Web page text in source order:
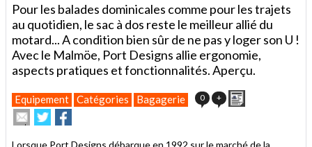
Pour les balades dominicales comme pour les trajets
au quotidien, le sac à dos reste le meilleur allié du
motard... A condition bien sûr de ne pas y loger son U !
Avec le Malmöe, Port Designs allie ergonomie,
aspects pratiques et fonctionnalités. Aperçu.
Equipement Catégories Bagagerie 0 +
Envoyer
cet
Partager
sur
sur
Lorsque Port Designs débarque en 1992 sur le marché de la